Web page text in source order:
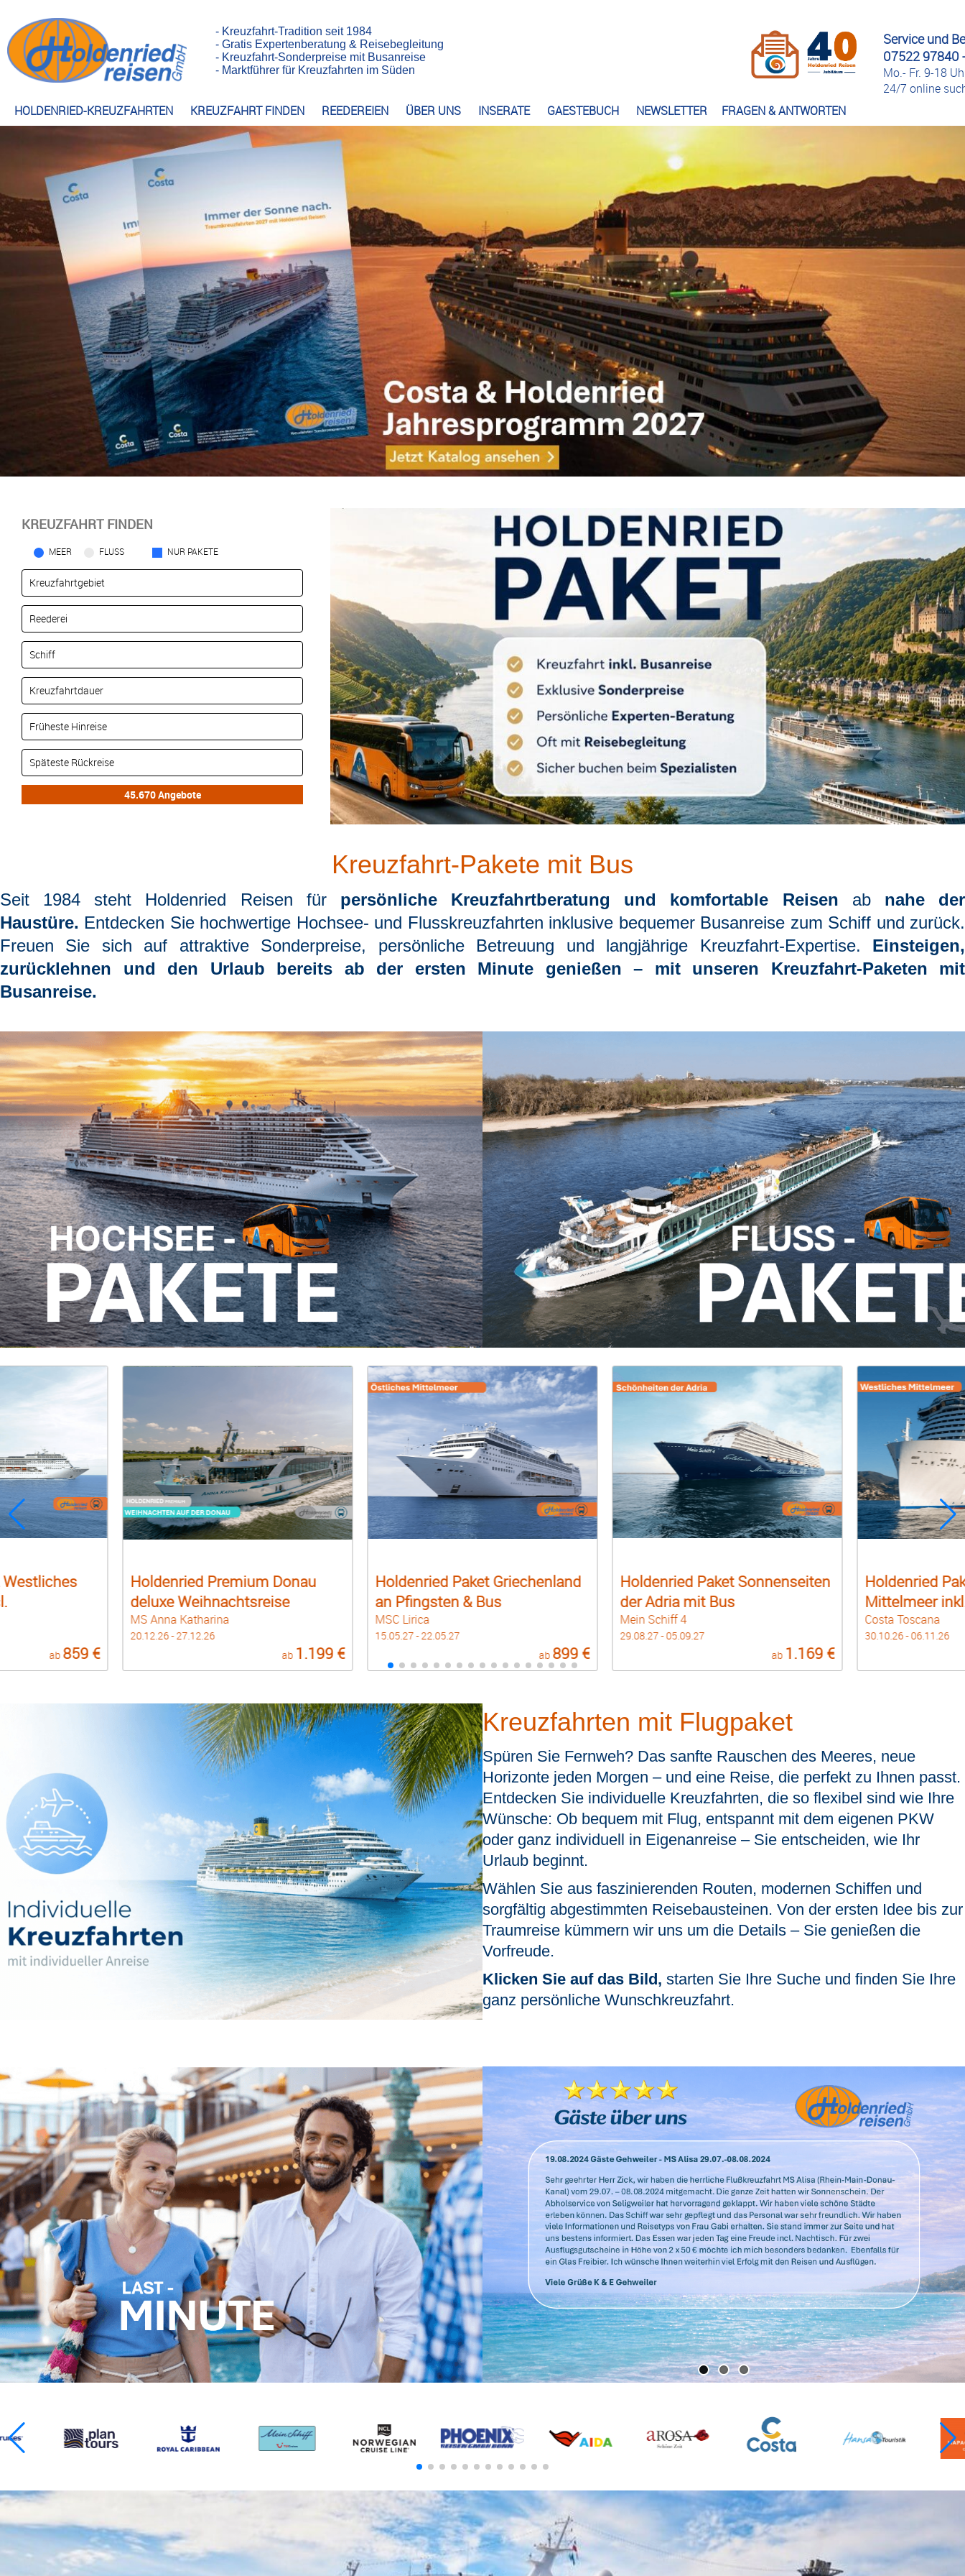
HOLDENRIED-KREUZFAHRTEN KREUZFAHRT FINDEN REEDEREIEN ÜBER UNS INSERATE GAESTEBUCH NEWSLETTER FRAGEN & ANTWORTEN
Service und
07522 97840
Mo.- Fr. 9-18
24/7 online
- Kreuzfahrt-Tradition seit 1984
- Gratis Expertenberatung & Reisebegleitung
- Kreuzfahrt-Sonderpreise mit Busanreise
- Marktführer für Kreuzfahrten im Süden
KREUZFAHRT FINDEN
MEER FLUSS NUR PAKETE
Kreuzfahrt-Pakete mit Bus
Seit 1984 steht Holdenried Reisen für persönliche Kreuzfahrtberatung und komfortable Reisen ab nahe der
Haustüre. Entdecken Sie hochwertige Hochsee- und Flusskreuzfahrten inklusive bequemer Busanreise zum Schiff und zurück.
Freuen Sie sich auf attraktive Sonderpreise, persönliche Betreuung und langjährige Kreuzfahrt-Expertise. Einsteigen,
zurücklehnen und den Urlaub bereits ab der ersten Minute genießen
– mit unseren Kreuzfahrt-Paketen mit
Busanreise.
ab 859 €
Holdenried Premium Donau
deluxe Weihnachtsreise
MS Anna Katharina
20.12.26 - 27.12.26
ab 1.199 €
Holdenried Paket Griechenland
an Pfingsten & Bus
MSC Lirica
15.05.27 - 22.05.27
ab 899 €
Holdenried Paket Sonnenseiten
der Adria mit Bus
Mein Schiff 4
29.08.27 - 05.09.27
ab 1.169 €
Holdenried
Mittelmeer
Costa Toscana
30.10.26 - 06.11.26
Kreuzfahrten mit Flugpaket
Spüren Sie Fernweh? Das sanfte Rauschen des Meeres, neue
Horizonte jeden Morgen – und eine Reise, die perfekt zu Ihnen passt.
Entdecken Sie individuelle Kreuzfahrten, die so flexibel sind wie Ihre
Wünsche: Ob bequem mit Flug, entspannt mit dem eigenen PKW
oder ganz individuell in Eigenanreise – Sie entscheiden, wie Ihr
Urlaub beginnt.
Wählen Sie aus faszinierenden Routen, modernen Schiffen und
sorgfältig abgestimmten Reisebausteinen. Von der ersten Idee bis zur
Traumreise kümmern wir uns um die Details – Sie genießen die
Vorfreude.
Klicken Sie auf das Bild, starten Sie Ihre Suche und finden Sie Ihre
ganz persönliche Wunschkreuzfahrt.